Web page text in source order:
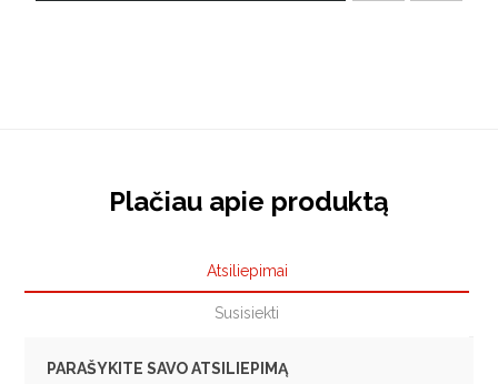
Plačiau apie produktą
Atsiliepimai
Susisiekti
PARAŠYKITE SAVO ATSILIEPIMĄ